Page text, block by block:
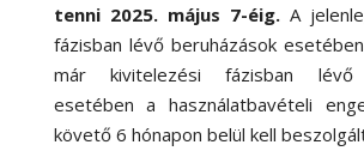
tenni 2025. május 7-éig. A
fázisban lévő beruházások
már kivitelezési fázisban lévő
esetében a használatbavételi
követő 6 hónapon belül kell